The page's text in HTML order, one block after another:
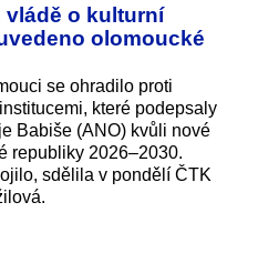
vládě o kulturní
olomoucké
se ohradilo proti
které podepsaly
Babiše (ANO) kvůli nové
republiky 2026–2030.
sdělila v pondělí ČTK